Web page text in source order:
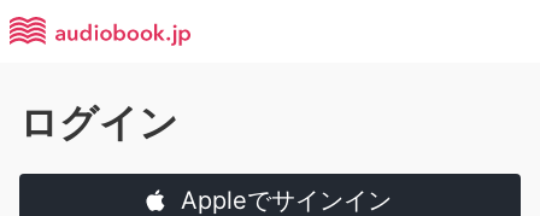
ログイン
Appleでサインイン